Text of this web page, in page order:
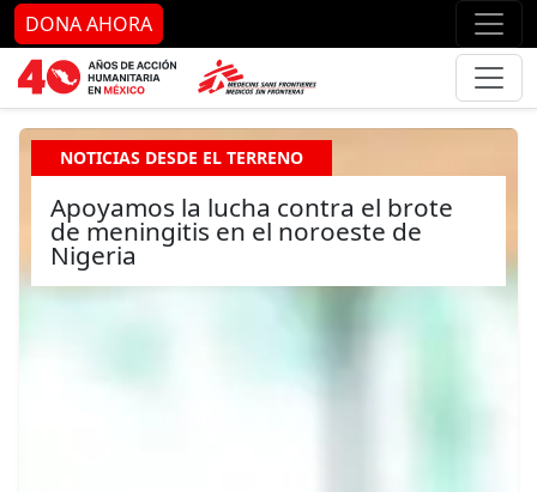
Ir al contenido principal Ir
DONA AHORA
NOTICIAS DESDE EL TERRENO
Apoyamos la lucha contra el brote
de meningitis en el noroeste de
Nigeria